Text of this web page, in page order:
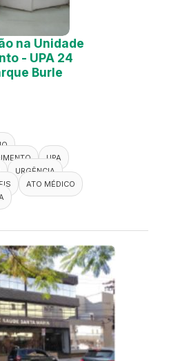
na Unidade
- UPA 24
Burle
UPA
URGÊNCIA
ATO MÉDICO